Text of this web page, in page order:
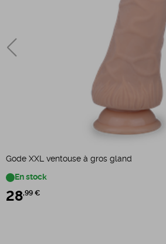
Gode XXL ventouse à gros gland
En stock
28,99 €